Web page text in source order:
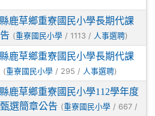
鹿草鄉重寮國民小學長期代課
(重寮國民小學 / 1113 / 人事選聘)
鹿草鄉重寮國民小學長期代課
(重寮國民小學 / 295 / 人事選聘)
鹿草鄉重寮國民小學112學年度
選簡章公告 (重寮國民小學 / 667 /